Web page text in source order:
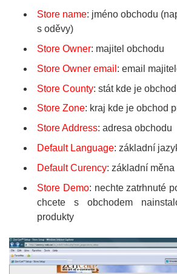
Store name: jméno obchodu
s oděvy)
Store Owner: majitel obchodu
Store Owner email : email
Store County: stát kde je
Store Zone: kraj kde je obchod
Store Address: adresa obchodu
Default Language: základní
Default Curency: základní měna
Store Demo: nechte zatrhnuté
chcete s obchodem
produkty